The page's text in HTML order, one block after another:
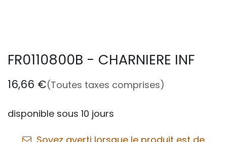
FR0110800B - CHARNIERE INF
16,66 €(Toutes taxes comprises)
disponible sous 10 jours